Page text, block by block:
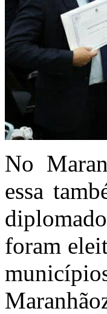
No
essa
foram